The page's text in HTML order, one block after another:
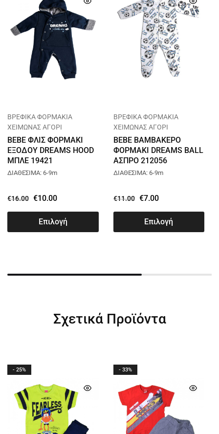
ΒΡΕΦΙΚΑ ΦΟΡΜΑΚΙΑ
ΧΕΙΜΩΝΑΣ ΑΓΟΡΙ
BEBE ΦΛΙΣ ΦΟΡΜΑΚΙ
ΕΞΟΔΟΥ DREAMS HOOD
ΜΠΛΕ 19421
ΔΙΑΘΕΣΙΜΑ: 6-9m
€16.00 €10.00
Επιλογή
ΒΡΕΦΙΚΑ ΦΟΡΜΑΚΙΑ
ΧΕΙΜΩΝΑΣ ΑΓΟΡΙ
BEBE ΒΑΜΒΑΚΕΡΟ
ΦΟΡΜΑΚΙ DREAMS BALL
ΑΣΠΡΟ 212056
ΔΙΑΘΕΣΙΜΑ: 6-9m
€11.00 €7.00
Επιλογή
Σχετικά Προϊόντα
- 25% - 33%